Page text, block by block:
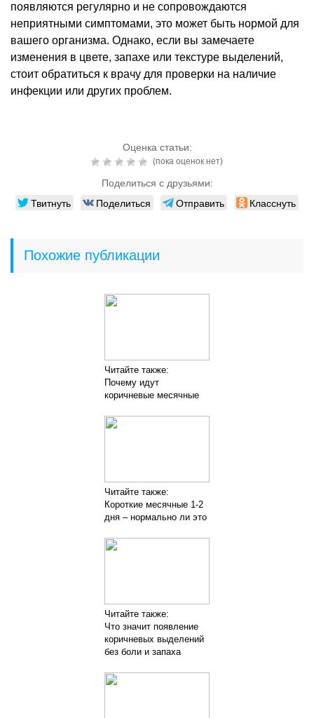
появляются регулярно и не сопровождаются
неприятными симптомами, это может быть нормой для
вашего организма. Однако, если вы замечаете
изменения в цвете, запахе или текстуре выделений,
стоит обратиться к врачу для проверки на наличие
инфекции или других проблем.
Оценка статьи:
(пока оценок нет)
Поделиться с друзьями:
Твитнуть Поделиться Отправить Класснуть
Похожие публикации
Читайте также:
Почему идут
коричневые месячные
Читайте также:
Короткие месячные 1-2
дня – нормально ли это
Читайте также:
Что значит появление
коричневых выделений
без боли и запаха